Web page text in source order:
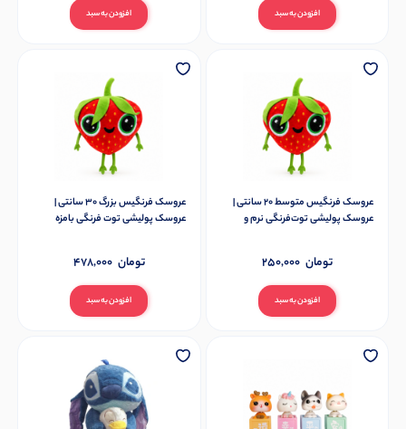
افزودن به سبد افزودن به سبد
عروسک فرنگیس متوسط 20 سانتی |
عروسک پولیشی توت‌فرنگی نرم و
افزودن به سبد
250,000 تومان
عروسک فرنگیس بزرگ 30 سانتی |
عروسک پولیشی توت فرنگی بامزه
افزودن به سبد
478,000 تومان